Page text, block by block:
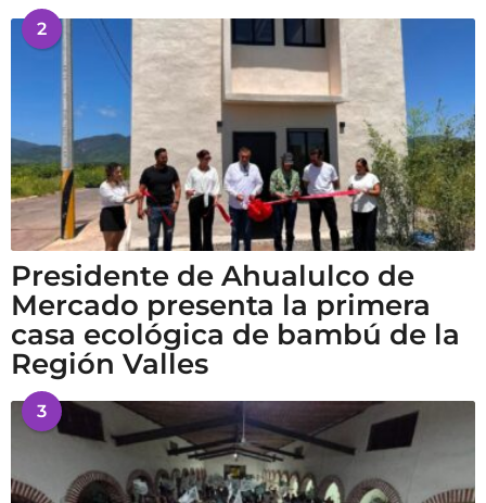
2
Presidente de Ahualulco de
Mercado presenta la primera
casa ecológica de bambú de la
Región Valles
3